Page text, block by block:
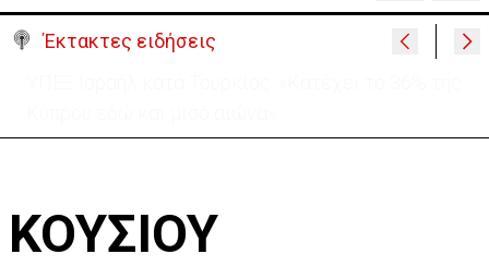
Έκτακτες ειδήσεις
ΚΟΥΣΙΟΥ